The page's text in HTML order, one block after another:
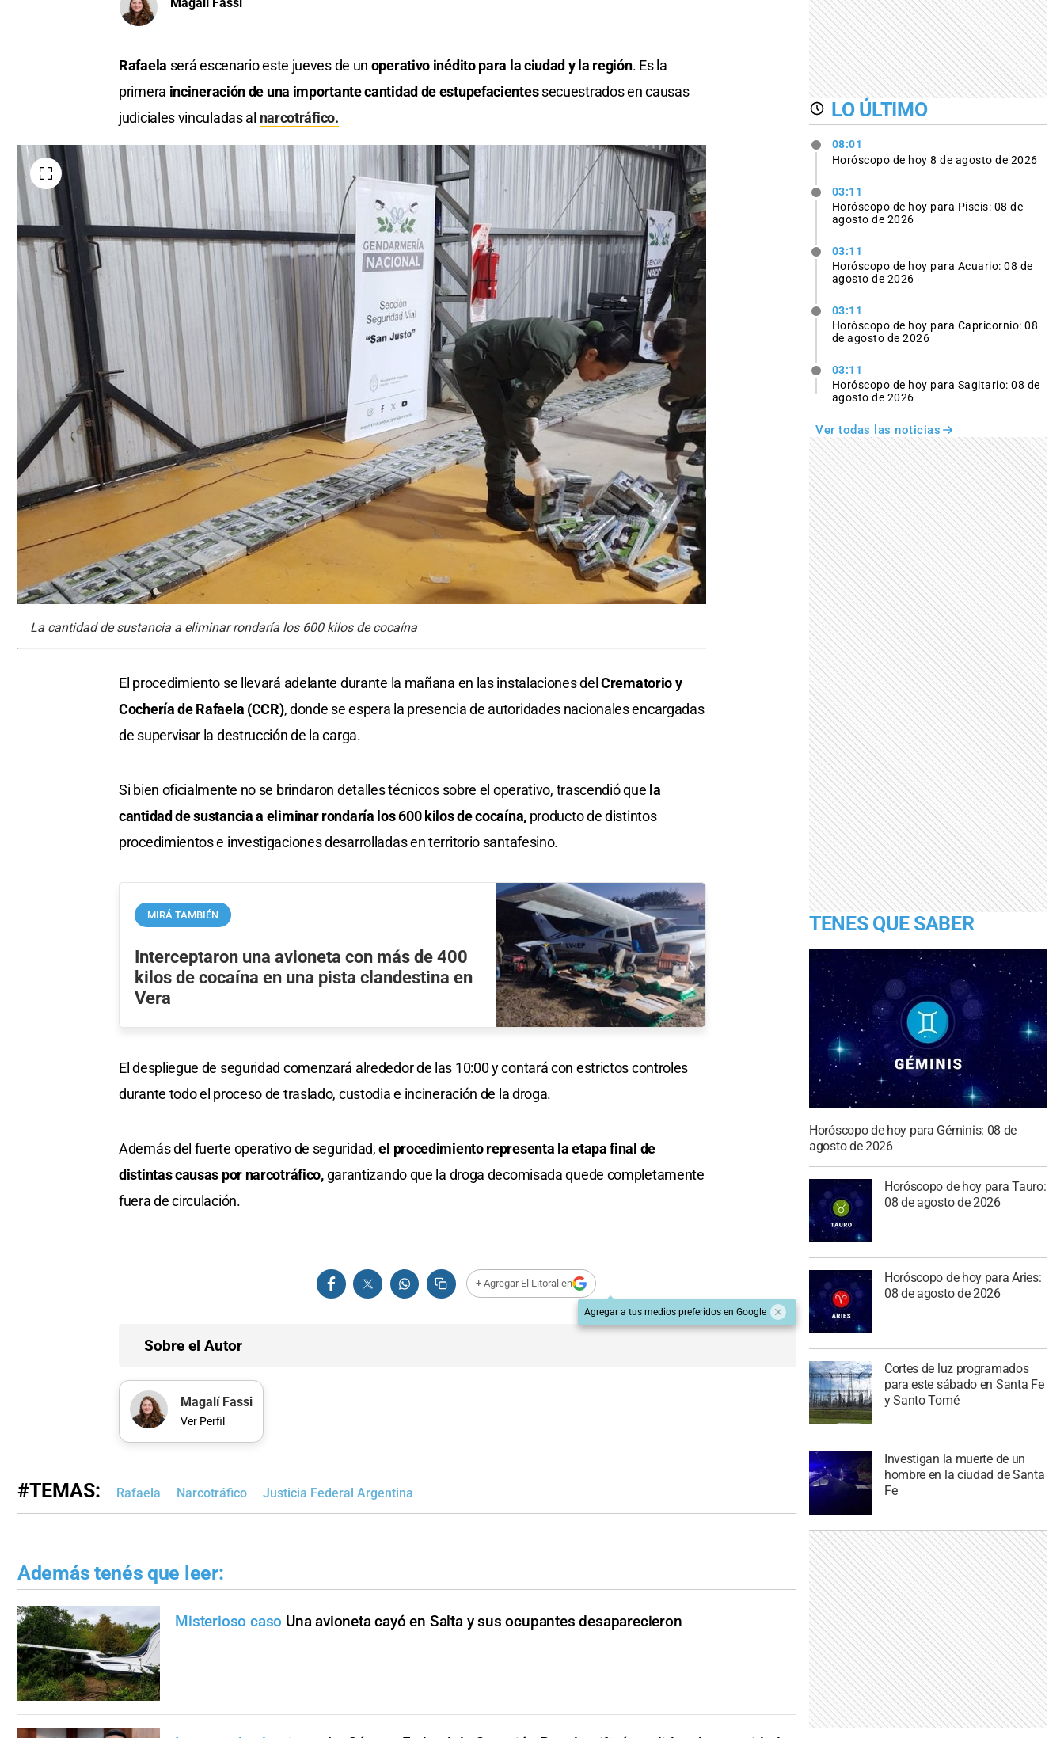
Rafaela será escenario este jueves de un operativo inédito para la ciudad y la región. Es la
primera incineración de una importante cantidad de estupefacientessecuestrados en causas
judiciales vinculadas al narcotráfico.
La cantidad de sustancia a eliminar rondaría los 600 kilos de cocaína
El procedimiento se llevará adelante durante la mañana en las instalaciones del Crematorio y
Cochería de Rafaela (CCR), donde se espera la presencia de autoridades nacionales encargadas
de supervisar la destrucción de la carga.
Si bien oficialmente no se brindaron detalles técnicos sobre el operativo, trascendió que la
cantidad de sustancia a eliminar rondaría los 600 kilos de cocaína, producto de distintos
procedimientos e investigaciones desarrolladas en territorio santafesino.
MIRÁ TAMBIÉN
Interceptaron una avioneta con más de 400
kilos de cocaína en una pista clandestina en
Vera
El despliegue de seguridad comenzará alrededor de las 10:00 y contará con estrictos controles
durante todo el proceso de traslado, custodia e incineración de la droga.
Además del fuerte operativo de seguridad,el procedimiento representa la etapa final de
distintas causas por narcotráfico,garantizando que la droga decomisada quede completamente
fuera de circulación.
+ Agregar El Litoral en
Agregar a tus medios preferidos en Google
Sobre el Autor
Magalí Fassi
Ver Perfil
#TEMAS: Rafaela Narcotráfico Justicia Federal Argentina
Además tenés que leer:
Misterioso caso Una avioneta cayó en Salta y sus ocupantes desaparecieron
LO ÚLTIMO
08:01
Horóscopo de hoy 8 de agosto de 2026
03:11
Horóscopo de hoy para Piscis: 08 de
agosto de 2026
03:11
Horóscopo de hoy para Acuario: 08 de
agosto de 2026
03:11
Horóscopo de hoy para Capricornio: 08
de agosto de 2026
03:11
Horóscopo de hoy para Sagitario: 08 de
agosto de 2026
Ver todas las noticias
TENES QUE SABER
Horóscopo de hoy para Géminis: 08 de
agosto de 2026
Horóscopo de hoy para Tauro:
08 de agosto de 2026
Horóscopo de hoy para Aries:
08 de agosto de 2026
Cortes de luz programados
para este sábado en Santa Fe
y Santo Tomé
Investigan la muerte de un
hombre en la ciudad de Santa
Fe